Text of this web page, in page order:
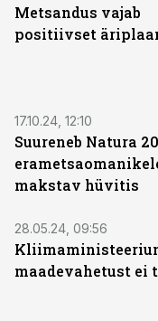
Metsandus vajab
positiivset
17.10.24, 12:10
Suureneb Natura
makstav hüvitis
28.05.24, 09:56
maadevahetust ei